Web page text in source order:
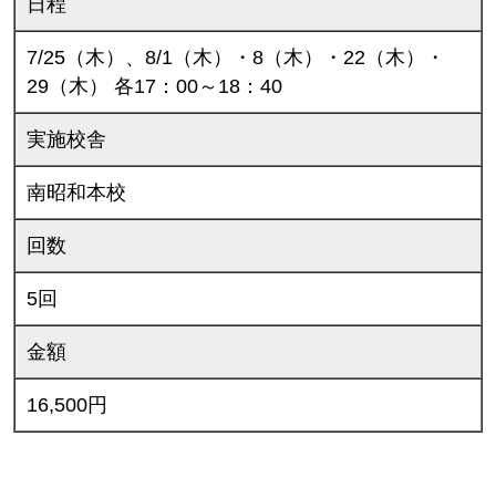
7/25（木）、8/1（木）・8（木）・22（木）・
29（木） 各17：00～18：40
実施校舎
南昭和本校
回数
5回
金額
16,500円